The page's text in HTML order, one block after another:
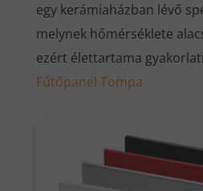
egy kerámiaházban lévő
melynek hőmérséklete
ezért élettartama
Fűtőpanel Tompa